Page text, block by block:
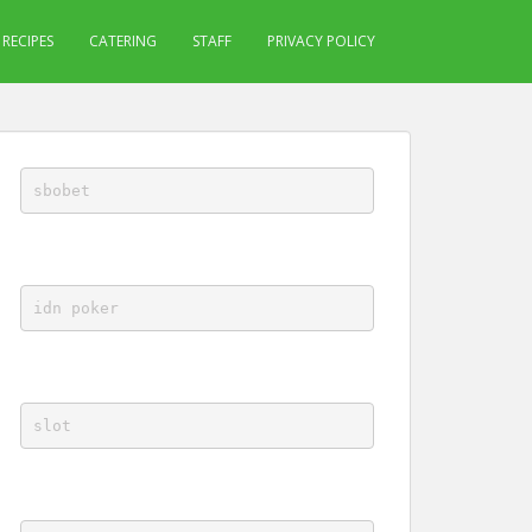
RECIPES CATERING STAFF PRIVACY POLICY
sbobet
idn poker
slot